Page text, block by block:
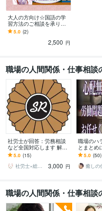
大人の方向け☆国語の学
習方法のご相談を承りま
す 漢字・文章読解・こと
ば…国語教員免許を持つ
現役講師がサポート
5.0 (2)
2,500 円
職場の人間関係・仕事相談
社労士が回答：労務相談
など全国対応します 解
雇・産休育休・残業代・
障害年金など
5.0 (15)
社労士×総務代行
3,000 円
職場のハ
とまとめ
ます 最前
て来た元
アドバイ
5.0 (50)
癒しの
職場の人間関係・仕事相談